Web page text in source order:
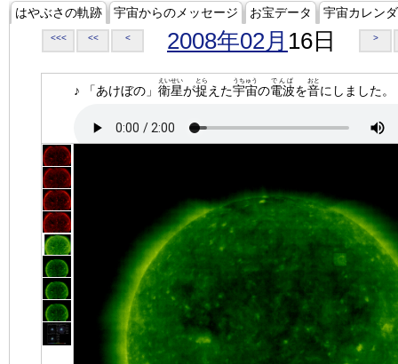
はやぶさの軌跡 宇宙からのメッセージ お宝データ 宇宙カレン
<<< << < 2008年02月 16日 >
♪ 「あけぼの」 衛星
えいせい
が捉
とら
えた宇宙
うちゅう
の電波
でんぱ
を音
おと
にしました。